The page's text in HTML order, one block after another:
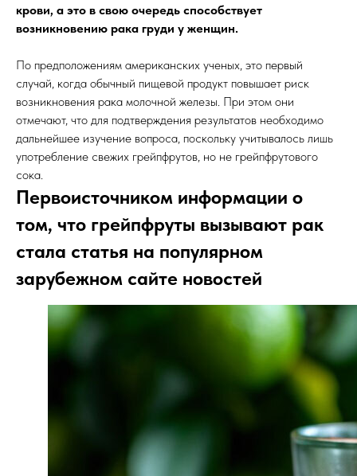
крови, а это в свою очередь способствует
возникновению рака груди у женщин.
По предположениям американских ученых, это первый
случай, когда обычный пищевой продукт повышает риск
возникновения рака молочной железы. При этом они
отмечают, что для подтверждения результатов необходимо
дальнейшее изучение вопроса, поскольку учитывалось лишь
употребление свежих грейпфрутов, но не грейпфрутового
сока.
Первоисточником информации о
том, что грейпфруты вызывают рак
стала статья на популярном
зарубежном сайте новостей